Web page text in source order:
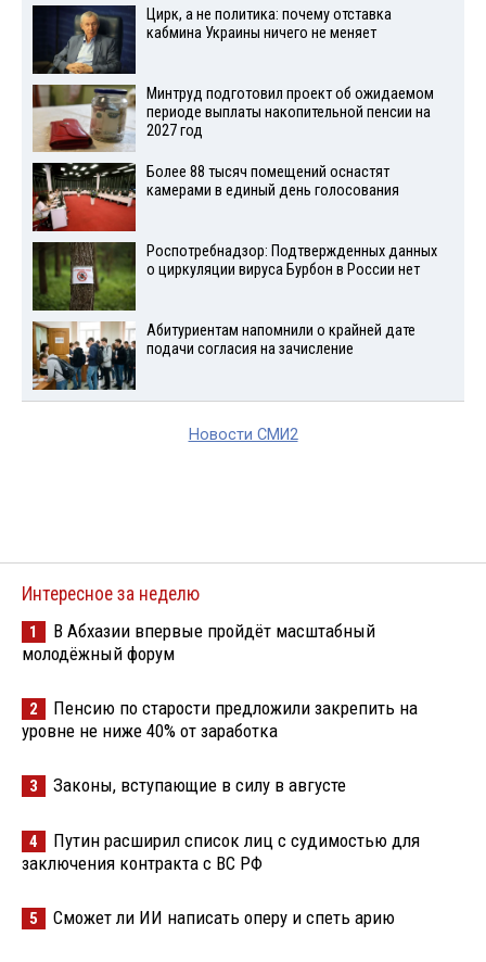
Цирк, а не политика: почему отставка
кабмина Украины ничего не меняет
Минтруд подготовил проект об ожидаемом
периоде выплаты накопительной пенсии на
2027 год
Более 88 тысяч помещений оснастят
камерами в единый день голосования
Роспотребнадзор: Подтвержденных данных
о циркуляции вируса Бурбон в России нет
Абитуриентам напомнили о крайней дате
подачи согласия на зачисление
Новости СМИ2
Интересное за неделю
1
В Абхазии впервые пройдёт масштабный
молодёжный форум
2
Пенсию по старости предложили закрепить на
уровне не ниже 40% от заработка
3 Законы, вступающие в силу в августе
4
Путин расширил список лиц с судимостью для
заключения контракта с ВС РФ
5 Сможет ли ИИ написать оперу и спеть арию